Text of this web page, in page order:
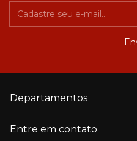
Departamentos
Entre em contato